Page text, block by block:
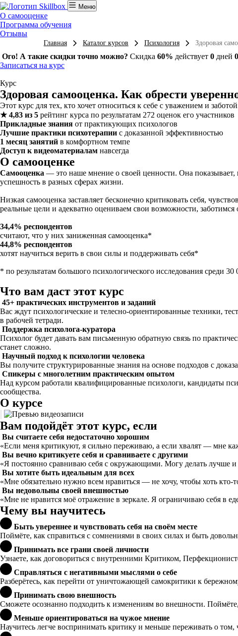
Меню
О самооценке
Программа обучения
Отзывы
Главная Каталог курсов Психология Здоровая
Ого! А такие скидки точно можно? Скидка 60% действует 0 дней
Записаться на курс
Курс
Здоровая самооценка. Как обрести
Этот курс для тех, кто хочет относиться к себе с уважением и
★ 4,83 из 5 рейтинг курса по результатам 272 оценок его участников
Прикладные знания от практикующих психологов
Лучшие практики психотерапии с доказанной эффективностью
1 месяц занятий в комфортном темпе
Доступ к видеоматериалам навсегда
О самооценке
Самооценка — это наше мнение о своей ценности. Она
успешность в разных сферах жизни.
Низкая самооценка заставляет бесконечно критиковать себя,
реальные цели и адекватно оцениваем свои возможности,
34,4% респондентов
считают, что у них заниженная самооценка*
44,8% респондентов
хотят научиться верить в свои силы и поддерживать себя*
* по результатам большого психологического исследования среди
Что вам даст этот курс
45+ практических инструментов и заданий
Вас ждут психологические и телесно-ориентированные техники,
в рабочей тетради.
Поддержка психолога-куратора
Психолог будет давать вам письменную обратную связь по
станет сложно.
Научный подход к психологии человека
Вы получите структурированные знания на основе подходов с
Спикеры с многолетним практическим опытом
Над курсом работали квалифицированные психологи,
сообщества.
О курсе
Вам подойдёт этот курс, если
Вы считаете себя недостаточно хорошим
«Если меня критикуют, я сильно переживаю, а если хвалят — мне
Вы вечно критикуете себя и сравниваете с другими
«Я постоянно сравниваю себя с окружающими. Могу делать лучше и
Вы хотите быть идеальным для всех
«Мне обязательно нужно всем нравиться — не хочу, чтобы хоть
Вы недовольны своей внешностью
«Мне не нравится моё отражение в зеркале. Я ограничиваю себя в
Чему вы научитесь
Быть увереннее и чувствовать себя на своём месте
Поймёте, как справиться с сомнениями в своих силах и быть
Принимать все грани своей личности
Узнаете, как договориться с внутренними Критиком,
Справляться с негативными мыслями о себе
Разберётесь, как перейти от уничтожающей самокритики к
Принимать свою внешность
Сможете осознанно подходить к изменениям во внешности.
Меньше ориентироваться на чужое мнение
Научитесь легче воспринимать критику и меньше переживать о